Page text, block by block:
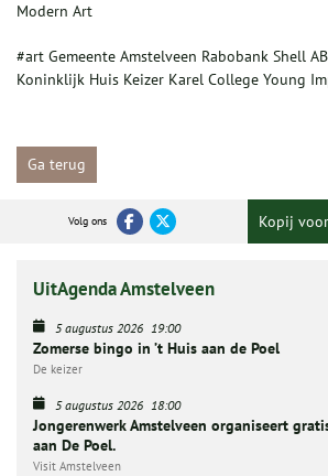
Modern Art
#art Gemeente Amstelveen Rabobank Shell
Koninklijk Huis Keizer Karel College Young
Ga terug
Volg ons Kopij
UitAgenda Amstelveen
5 augustus 2026 19:00
Zomerse bingo in ’t Huis aan de Poel
De keizer
5 augustus 2026 18:00
Jongerenwerk Amstelveen organiseert
aan De Poel.
Visit Amstelveen